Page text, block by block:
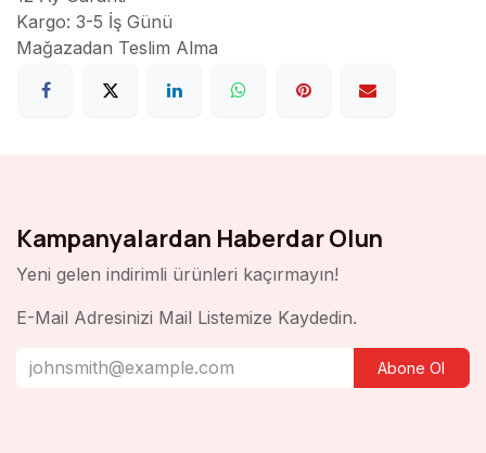
Kargo: 3-5 İş Günü
Mağazadan Teslim Alma
Kampanyalardan Haberdar Olun
Yeni gelen indirimli ürünleri kaçırmayın!
E-Mail Adresinizi Mail Listemize Kaydedin.
Abone Ol